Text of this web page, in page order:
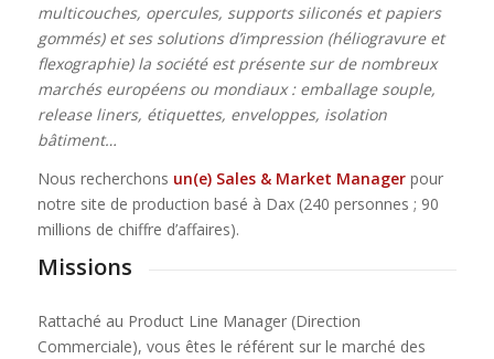
multicouches, opercules, supports siliconés et papiers
gommés) et ses solutions d’impression (héliogravure et
flexographie) la société est présente sur de nombreux
marchés européens ou mondiaux : emballage souple,
release liners, étiquettes, enveloppes, isolation
bâtiment…
Nous recherchons un(e) Sales & Market Managerpour
notre site de production basé à Dax (240 personnes ; 90
millions de chiffre d’affaires).
Missions
Rattaché au Product Line Manager (Direction
Commerciale), vous êtes le référent sur le marché des